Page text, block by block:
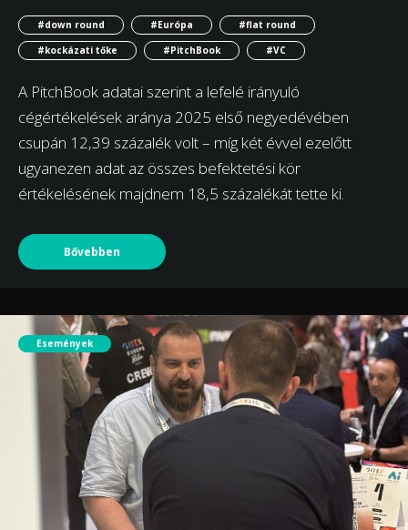
#down round #Európa
#flat round
#kockázati tőke
#PitchBook #VC
A PitchBook adatai szerint a lefelé irányuló
cégértékelések aránya 2025 első negyedévében
csupán 12,39 százalék volt – míg két évvel ezelőtt
ugyanezen adat az összes befektetési kör
értékelésének majdnem 18,5 százalékát tette ki.
Bővebben
Események